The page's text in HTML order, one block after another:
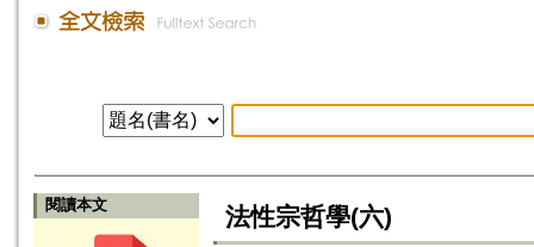
閱讀本文 法性宗哲學(六)